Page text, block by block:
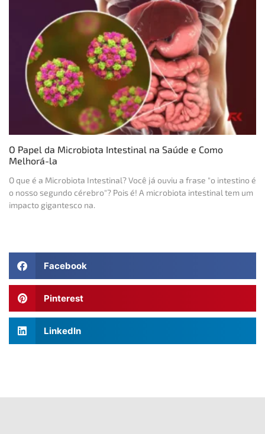
O Papel da Microbiota Intestinal na Saúde e Como
Melhorá-la
O que é a Microbiota Intestinal? Você já ouviu a frase "o intestino é
o nosso segundo cérebro"? Pois é! A microbiota intestinal tem um
impacto gigantesco na.
Facebook
Pinterest
LinkedIn